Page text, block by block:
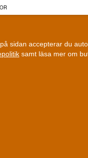
sidan accepterar du
samt läsa mer om